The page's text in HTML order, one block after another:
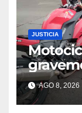
JUSTICIA
choque
Flores
AGO 8, 2026